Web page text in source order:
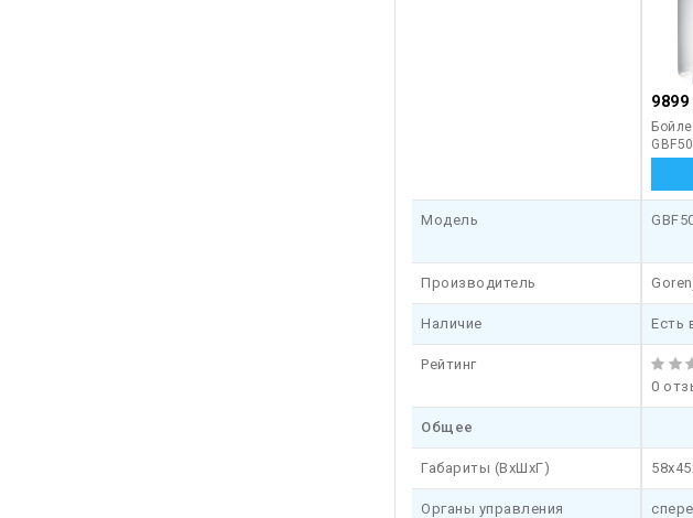
9899
Модель
Производитель
Наличие Есть
Рейтинг
0
Общее
Габариты (ВхШхГ)
Органы управления